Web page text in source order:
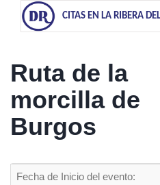
CITAS EN LA RIBERA
Ruta de la
morcilla de
Burgos
Fecha de Inicio del evento: